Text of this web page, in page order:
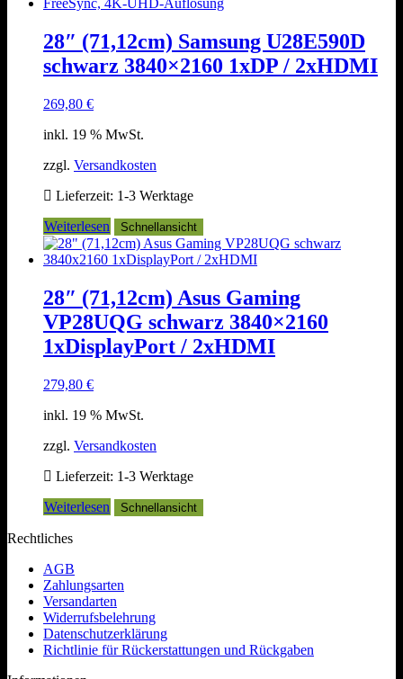
28″ (71,12cm) Samsung U28E590D
schwarz 3840×2160 1xDP / 2xHDMI
269,80 €
inkl. 19 % MwSt.
zzgl. Versandkosten
Lieferzeit: 1-3 Werktage
Weiterlesen
Schnellansicht
28″ (71,12cm) Asus Gaming
VP28UQG schwarz 3840×2160
1xDisplayPort / 2xHDMI
279,80 €
inkl. 19 % MwSt.
zzgl. Versandkosten
Lieferzeit: 1-3 Werktage
Weiterlesen
Schnellansicht
Rechtliches
AGB
Zahlungsarten
Versandarten
Widerrufsbelehrung
Datenschutzerklärung
Richtlinie für Rückerstattungen und Rückgaben